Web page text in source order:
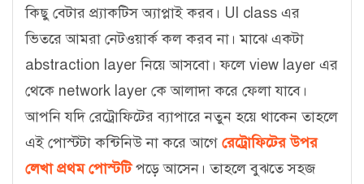
কিছু বেটার প্র্যাকটিস অ্যাপ্লাই করব। UI class এর
ভিতরে আমরা নেটওয়ার্ক কল করব না। মাঝে একটা
abstraction layer নিয়ে আসবো। ফলে view layer এর
থেকে network layer কে আলাদা করে ফেলা যাবে।
আপনি যদি রেট্রোফিটের ব্যাপারে নতুন হয়ে থাকেন তাহলে
এই পোস্টটা কন্টিনিউ না করে আগে রেট্রোফিটের উপর
লেখা প্রথম পোস্টটিপড়ে আসেন। তাহলে বুঝতে সহজ